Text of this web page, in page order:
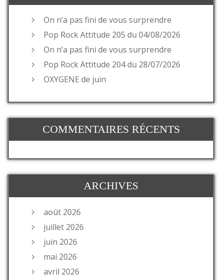
On n’a pas fini de vous surprendre
Pop Rock Attitude 205 du 04/08/2026
On n’a pas fini de vous surprendre
Pop Rock Attitude 204 du 28/07/2026
OXYGENE de juin
COMMENTAIRES RÉCENTS
ARCHIVES
août 2026
juillet 2026
juin 2026
mai 2026
avril 2026